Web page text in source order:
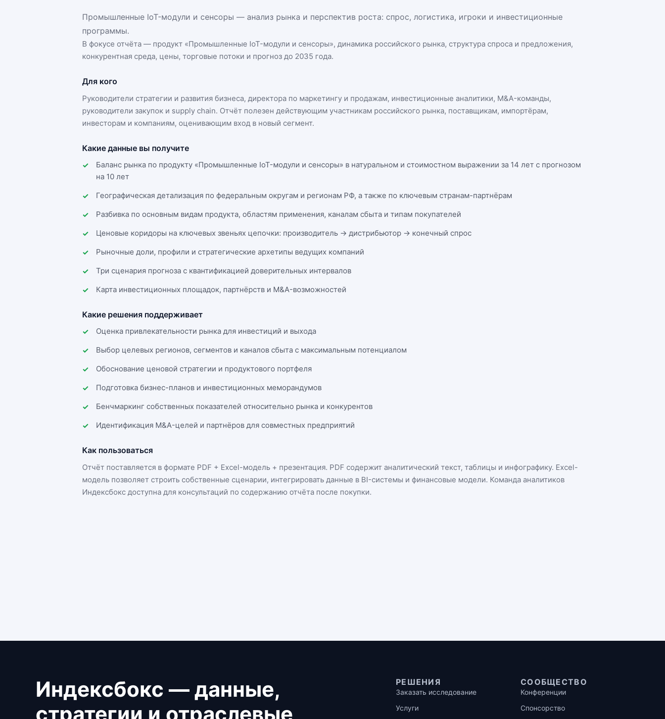
Промышленные IoT-модули и сенсоры — анализ рынка и перспектив роста: спрос, логистика, игроки и инвестиционные
программы.
В фокусе отчёта — продукт «Промышленные IoT-модули и сенсоры», динамика российского рынка, структура спроса и предложения,
конкурентная среда, цены, торговые потоки и прогноз до 2035 года.
Для кого
Руководители стратегии и развития бизнеса, директора по маркетингу и продажам, инвестиционные аналитики, M&A-команды,
руководители закупок и supply chain. Отчёт полезен действующим участникам российского рынка, поставщикам, импортёрам,
инвесторам и компаниям, оценивающим вход в новый сегмент.
Какие данные вы получите
Баланс рынка по продукту «Промышленные IoT-модули и сенсоры» в натуральном и стоимостном выражении за 14 лет с прогнозом
на 10 лет
Географическая детализация по федеральным округам и регионам РФ, а также по ключевым странам-партнёрам
Разбивка по основным видам продукта, областям применения, каналам сбыта и типам покупателей
Ценовые коридоры на ключевых звеньях цепочки: производитель → дистрибьютор → конечный спрос
Рыночные доли, профили и стратегические архетипы ведущих компаний
Три сценария прогноза с квантификацией доверительных интервалов
Карта инвестиционных площадок, партнёрств и M&A-возможностей
Какие решения поддерживает
Оценка привлекательности рынка для инвестиций и выхода
Выбор целевых регионов, сегментов и каналов сбыта с максимальным потенциалом
Обоснование ценовой стратегии и продуктового портфеля
Подготовка бизнес-планов и инвестиционных меморандумов
Бенчмаркинг собственных показателей относительно рынка и конкурентов
Идентификация M&A-целей и партнёров для совместных предприятий
Как пользоваться
Отчёт поставляется в формате PDF + Excel-модель + презентация. PDF содержит аналитический текст, таблицы и инфографику. Excel-
модель позволяет строить собственные сценарии, интегрировать данные в BI-системы и финансовые модели. Команда аналитиков
Индексбокс доступна для консультаций по содержанию отчёта после покупки.
Индексбокс — данные,
стратегии и отраслевые
РЕШЕНИЯ
Заказать исследование
Услуги
СООБЩЕСТВО
Конференции
Спонсорство